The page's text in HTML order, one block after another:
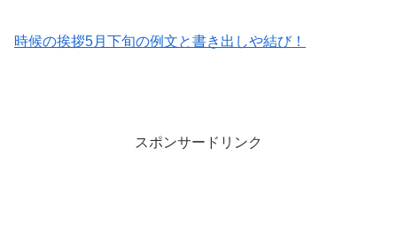
時候の挨拶5月下旬の例文と書き出しや結び！
スポンサードリンク